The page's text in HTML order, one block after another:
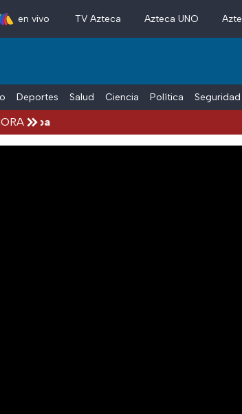
en vivo TV Azteca Azteca UNO
Deportes Salud Ciencia Política Seguridad